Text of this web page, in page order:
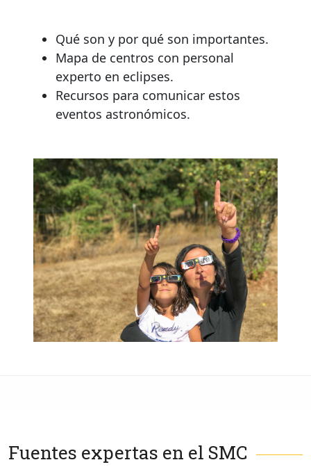
Qué son y por qué son importantes.
Mapa de centros con personal
experto en eclipses.
Recursos para comunicar estos
eventos astronómicos.
Fuentes expertas en el SMC